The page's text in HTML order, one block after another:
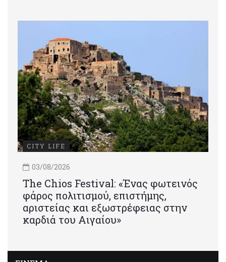
CITY LIFE
03/08/2026
Τhe Chios Festival: «Ένας φωτεινός
φάρος πολιτισμού, επιστήμης,
αριστείας και εξωστρέφειας στην
καρδιά του Αιγαίου»